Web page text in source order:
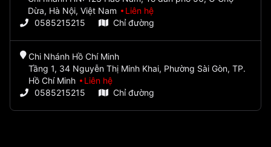
Dừa, Hà Nội, Việt Nam
Liên hệ
0585215215
Chỉ đường
Chi Nhánh Hồ Chí Minh
Tầng 1, 34 Nguyễn Thị Minh Khai, Phường Sài Gòn, TP.
Hồ Chí Minh
Liên hệ
0585215215
Chỉ đường